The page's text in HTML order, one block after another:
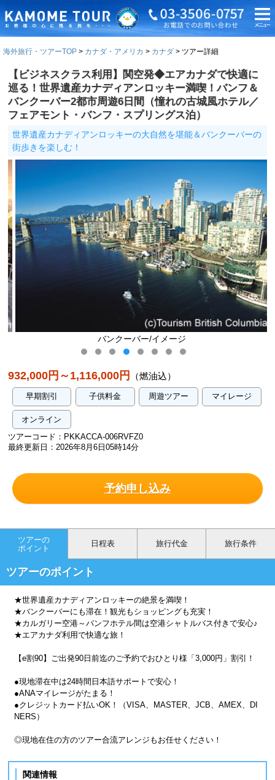
海外旅行・ツアーTOP カナダ・アメリカ カナダ ツアー詳細
【ビジネスクラス利用】関空発◆エアカナダで快適に
巡る！世界遺産カナディアンロッキー満喫！バンフ＆
バンクーバー2都市周遊6日間（憧れの古城風ホテル／
フェアモント・バンフ・スプリングス泊）
世界遺産カナディアンロッキーの大自然を堪能＆バンクーバーの
街歩きを楽しむ！
バンクーバー/イメージ
932,000円～1,116,000円 （燃油込）
早期割引 子供料金 周遊ツアー マイレージ
オンライン
ツアーコード：PKKACCA-006RVFZ0
最終更新日：2026年8月6日05時14分
予約申し込み
ツアーの
ポイント
日程表 旅行代金 旅行条件
ツアーのポイント
★世界遺産カナディアンロッキーの絶景を満喫！
★バンクーバーにも滞在！観光もショッピングも充実！
★カルガリー空港～バンフホテル間は空港シャトルバス付きで安心♪
★エアカナダ利用で快適な旅！
【e割90】ご出発90日前迄のご予約でおひとり様「3,000円」割引！
●現地滞在中は24時間日本語サポートで安心！
●ANAマイレージがたまる！
●クレジットカード払いOK！（VISA、MASTER、JCB、AMEX、DI
NERS）
◎現地在住の方のツアー合流アレンジもお任せください！
関連情報